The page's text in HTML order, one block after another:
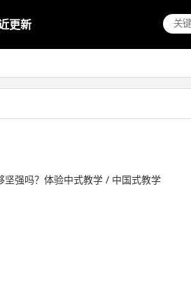
更新
强吗？体验中式教学 / 中国式教学